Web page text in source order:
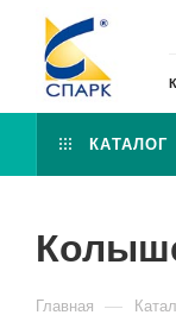
КАТАЛОГ
Главная —